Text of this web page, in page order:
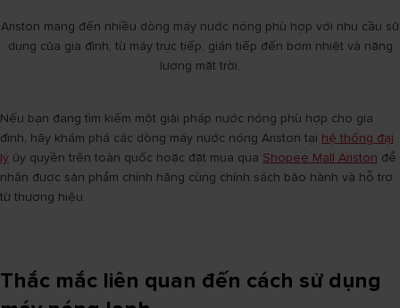
Ariston mang đến nhiều dòng máy nước nóng phù hợp với nhu cầu sử
dụng của gia đình, từ máy trực tiếp, gián tiếp đến bơm nhiệt và năng
lượng mặt trời.
Nếu bạn đang tìm kiếm một giải pháp nước nóng phù hợp cho gia
đình, hãy khám phá các dòng máy nước nóng Ariston tại hệ thống đại
lý ủy quyền trên toàn quốc hoặc đặt mua qua Shopee Mall Ariston để
nhận được sản phẩm chính hãng cùng chính sách bảo hành và hỗ trợ
từ thương hiệu.
Thắc mắc liên quan đến cách sử dụng